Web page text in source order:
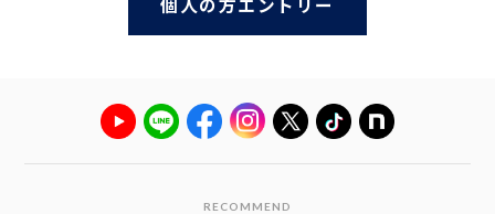
個人の方エントリー
RECOMMEND